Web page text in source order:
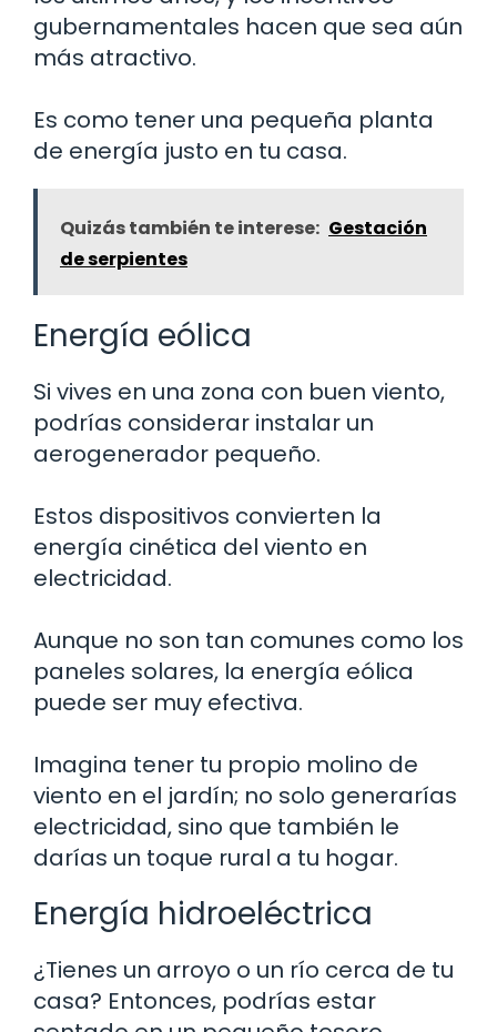
gubernamentales hacen que sea aún
más atractivo.
Es como tener una pequeña planta
de energía justo en tu casa.
Quizás también te interese: Gestación
de serpientes
Energía eólica
Si vives en una zona con buen viento,
podrías considerar instalar un
aerogenerador pequeño.
Estos dispositivos convierten la
energía cinética del viento en
electricidad.
Aunque no son tan comunes como los
paneles solares, la energía eólica
puede ser muy efectiva.
Imagina tener tu propio molino de
viento en el jardín; no solo generarías
electricidad, sino que también le
darías un toque rural a tu hogar.
Energía hidroeléctrica
¿Tienes un arroyo o un río cerca de tu
casa? Entonces, podrías estar